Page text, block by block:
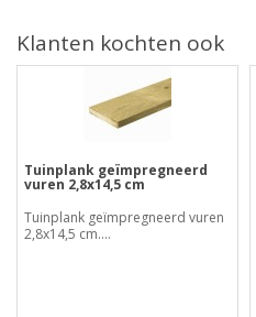
Klanten kochten ook
Tuinplank geïmpregneerd
vuren 2,8x14,5 cm
Tuinplank geïmpregneerd vuren
2,8x14,5 cm....